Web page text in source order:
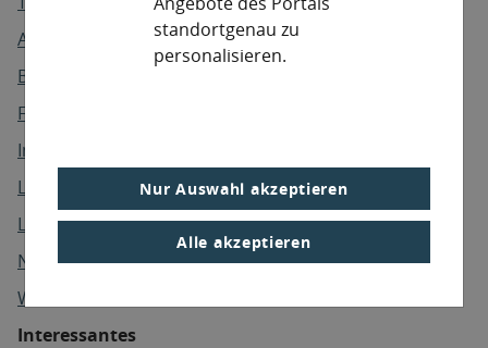
standortgenau zu
personalisieren.
Nur Auswahl akzeptieren
Alle akzeptieren
Abfallwirtschaft
Boden
Forst / Jagd
Immissionsschutz / Klima
Ländliche Entwicklung
Landwirtschaft / Fischerei
Naturschutz
Wasser
Interessantes